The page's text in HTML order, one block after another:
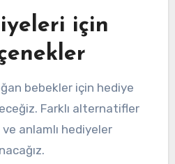
için
bebekler için hediye
Farklı alternatifler
anlamlı hediyeler